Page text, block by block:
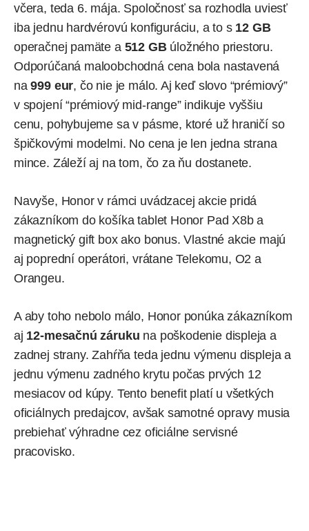
včera, teda 6. mája. Spoločnosť sa rozhodla uviesť
iba jednu hardvérovú konfiguráciu, a to s 12 GB
operačnej pamäte a 512 GBúložného priestoru.
Odporúčaná maloobchodná cena bola nastavená
na999 eur, čo nie je málo. Aj keď slovo “prémiový”
v spojení “prémiový mid-range” indikuje vyššiu
cenu, pohybujeme sa v pásme, ktoré už hraničí so
špičkovými modelmi. No cena je len jedna strana
mince. Záleží aj na tom, čo za ňu dostanete.
Navyše, Honor v rámci uvádzacej akciepridá
zákazníkom do košíka tablet Honor Pad X8b a
magnetický gift box ako bonus. Vlastné akcie majú
aj poprední operátori, vrátane Telekomu, O2 a
Orangeu.
A aby toho nebolo málo, Honor ponúka zákazníkom
aj 12-mesačnú záruku na poškodenie displeja a
zadnej strany. Zahŕňa teda jednu výmenu displeja a
jednu výmenu zadného krytu počas prvých 12
mesiacov od kúpy. Tento benefit platí u všetkých
oficiálnych predajcov, avšak samotné opravy musia
prebiehať výhradne cez oficiálne servisné
pracovisko.